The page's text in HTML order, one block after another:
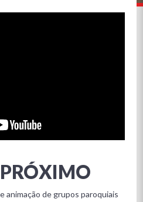
animação de grupos paroquiais